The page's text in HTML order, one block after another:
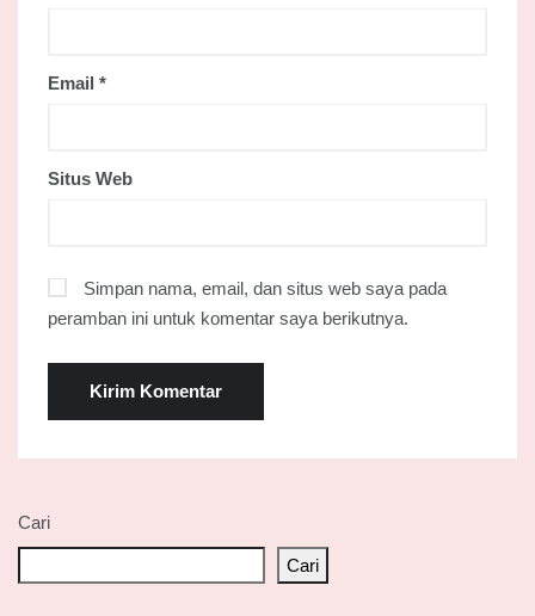
Email *
Situs Web
Simpan nama, email, dan situs web saya pada
peramban ini untuk komentar saya berikutnya.
Cari
Cari